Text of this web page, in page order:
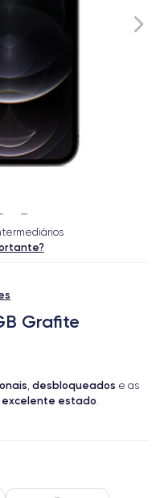
Grafite
, desbloqueados e as
estado.